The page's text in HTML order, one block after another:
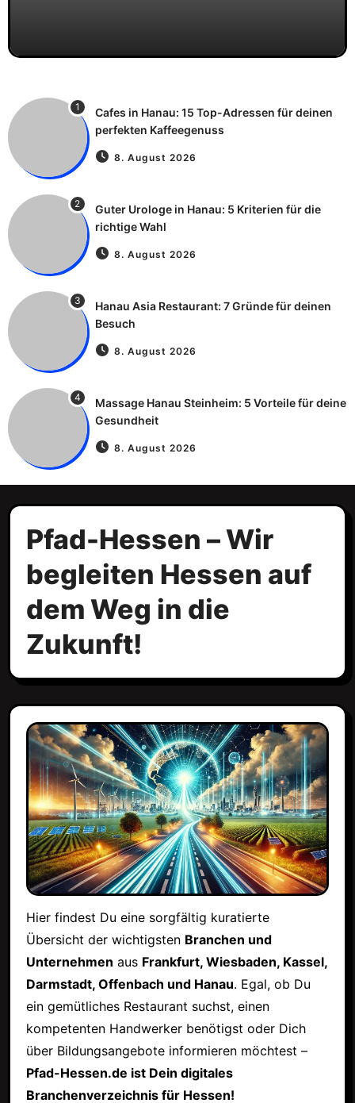
1
Cafes in Hanau: 15 Top-Adressen für deinen
perfekten Kaffeegenuss
8. August 2026
2
Guter Urologe in Hanau: 5 Kriterien für die
richtige Wahl
8. August 2026
3
Hanau Asia Restaurant: 7 Gründe für deinen
Besuch
8. August 2026
4
Massage Hanau Steinheim: 5 Vorteile für deine
Gesundheit
8. August 2026
Pfad-Hessen – Wir
begleiten Hessen auf
dem Weg in die
Zukunft!
Hier findest Du eine sorgfältig kuratierte
Übersicht der wichtigsten Branchen und
Unternehmen aus Frankfurt, Wiesbaden, Kassel,
Darmstadt, Offenbach und Hanau. Egal, ob Du
ein gemütliches Restaurant suchst, einen
kompetenten Handwerker benötigst oder Dich
über Bildungsangebote informieren möchtest –
Pfad-Hessen.de ist Dein digitales
Branchenverzeichnis für Hessen!